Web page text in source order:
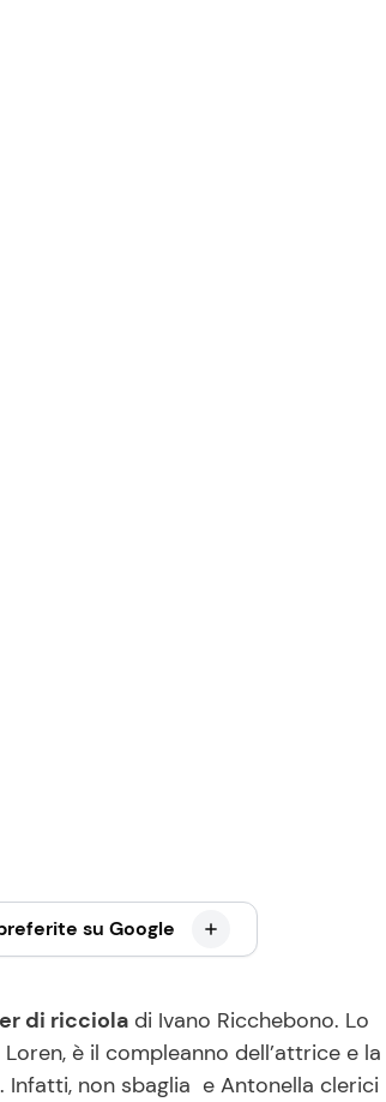
su Google
di ricciola di Ivano Ricchebono. Lo
è il compleanno dell’attrice e la
non sbaglia e Antonella clerici